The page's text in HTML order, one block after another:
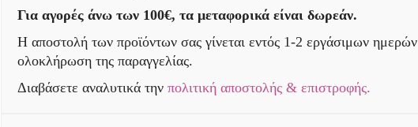
Για αγορές άνω των 100€, τα μεταφορικά είναι δωρεάν.
Η αποστολή των προϊόντων σας γίνεται εντός 1-2 εργάσιμων
ολοκλήρωση της παραγγελίας.
Διαβάσετε αναλυτικά την πολιτική αποστολής & επιστροφής.